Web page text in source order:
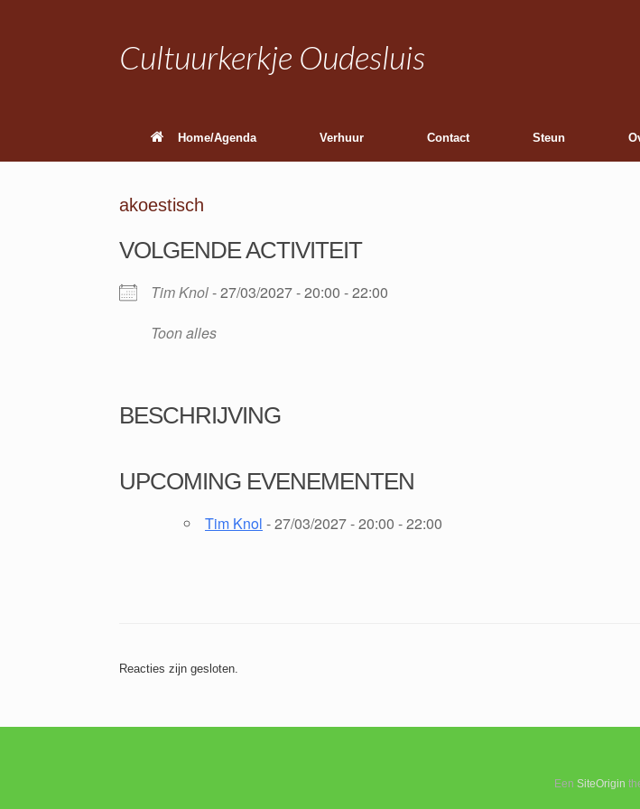
Cultuurkerkje Oudesluis
Home/Agenda Verhuur Contact Steun
akoestisch
VOLGENDE ACTIVITEIT
Tim Knol- 27/03/2027 - 20:00 - 22:00
Toon alles
BESCHRIJVING
UPCOMING EVENEMENTEN
Tim Knol - 27/03/2027 - 20:00 - 22:00
Reacties zijn gesloten.
Een SiteOrigin